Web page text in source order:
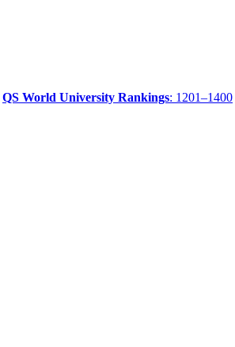
QS World University Rankings: 1201–1400